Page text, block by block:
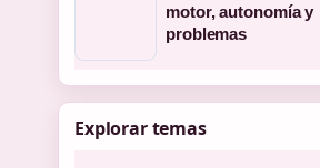
motor, autonomía y
problemas
Explorar temas